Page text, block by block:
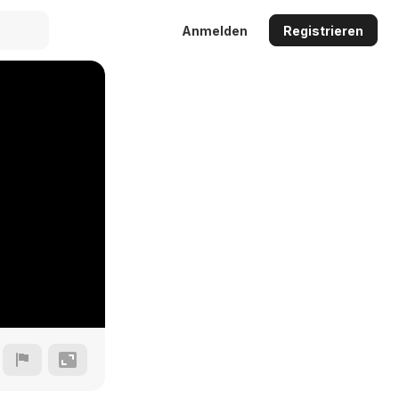
Anmelden Registrieren